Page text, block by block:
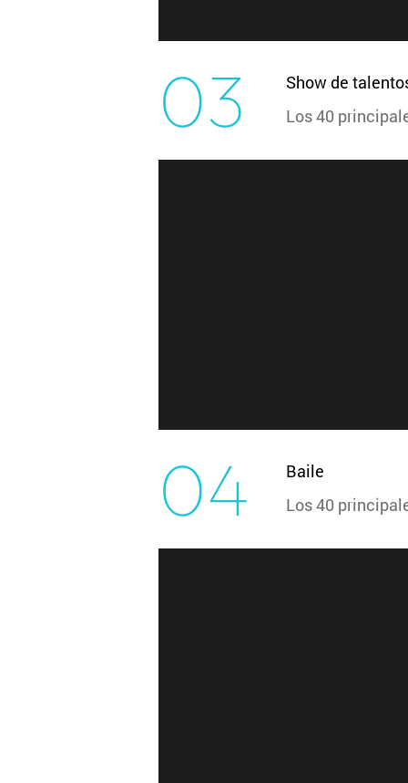
03
Show de
Los 40
04
Baile
Los 40